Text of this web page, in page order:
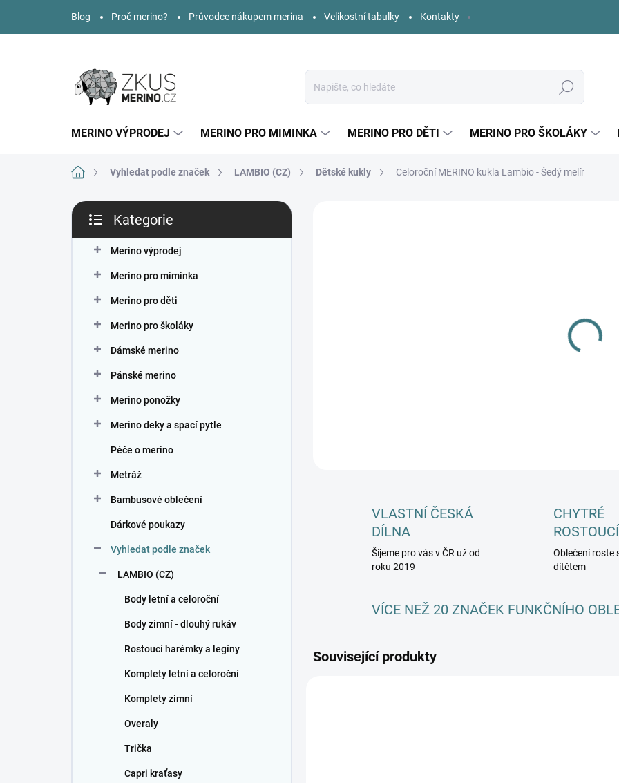
obsah
Blog Proč merino? Průvodce nákupem merina Velikostní tabulky Kontakty
Hledat
MERINO VÝPRODEJ MERINO PRO MIMINKA MERINO PRO DĚTI MERINO PRO ŠKOLÁKY
Domů Vyhledat podle značek LAMBIO (CZ) Dětské kukly Celoroční MERINO kukla Lambio - Šedý melír
P
s
kategorie
Kategorie
Merino výprodej
Merino pro miminka
Merino pro děti
Merino pro školáky
Dámské merino
Pánské merino
Merino ponožky
Merino deky a spací pytle
Péče o merino
Metráž
Bambusové oblečení
Dárkové poukazy
Vyhledat podle značek
LAMBIO (CZ)
Body letní a celoroční
Body zimní - dlouhý rukáv
Rostoucí harémky a legíny
Komplety letní a celoroční
Komplety zimní
Overaly
Trička
Capri kraťasy
VLASTNÍ ČESKÁ
DÍLNA
Šijeme pro vás v ČR už od
roku 2019
CHYTRÉ
Oblečení roste
dítětem
VÍCE NEŽ 20 ZNAČEK FUNKČNÍHO
Související produkty